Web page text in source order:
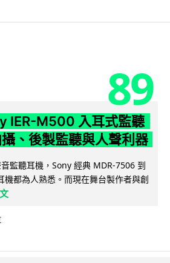
89
IER-M500 入耳式監聽
、後製監聽與人聲利器
監聽耳機，Sony 經典 MDR-7506 到
機都為人熟悉。而現在舞台製作者與創